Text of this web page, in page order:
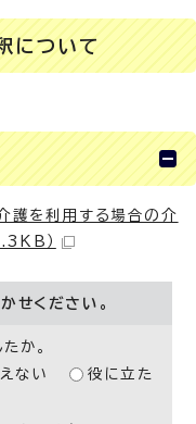
について
護を利用する場合の介
）
せください。
か。
ない
役に立た